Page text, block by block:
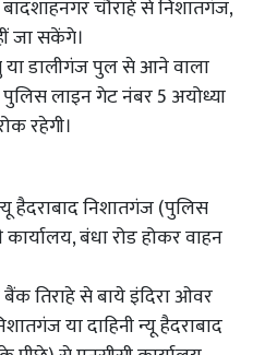
चौराहे से निशातगंज,
जा सकेंगे।
या डालीगंज पुल से आने वाला
लाइन गेट नंबर 5 अयोध्या
रहेगी।
हैदराबाद निशातगंज (पुलिस
बंधा रोड होकर वाहन
तिराहे से बाये इंदिरा ओवर
या दाहिनी न्यू हैदराबाद